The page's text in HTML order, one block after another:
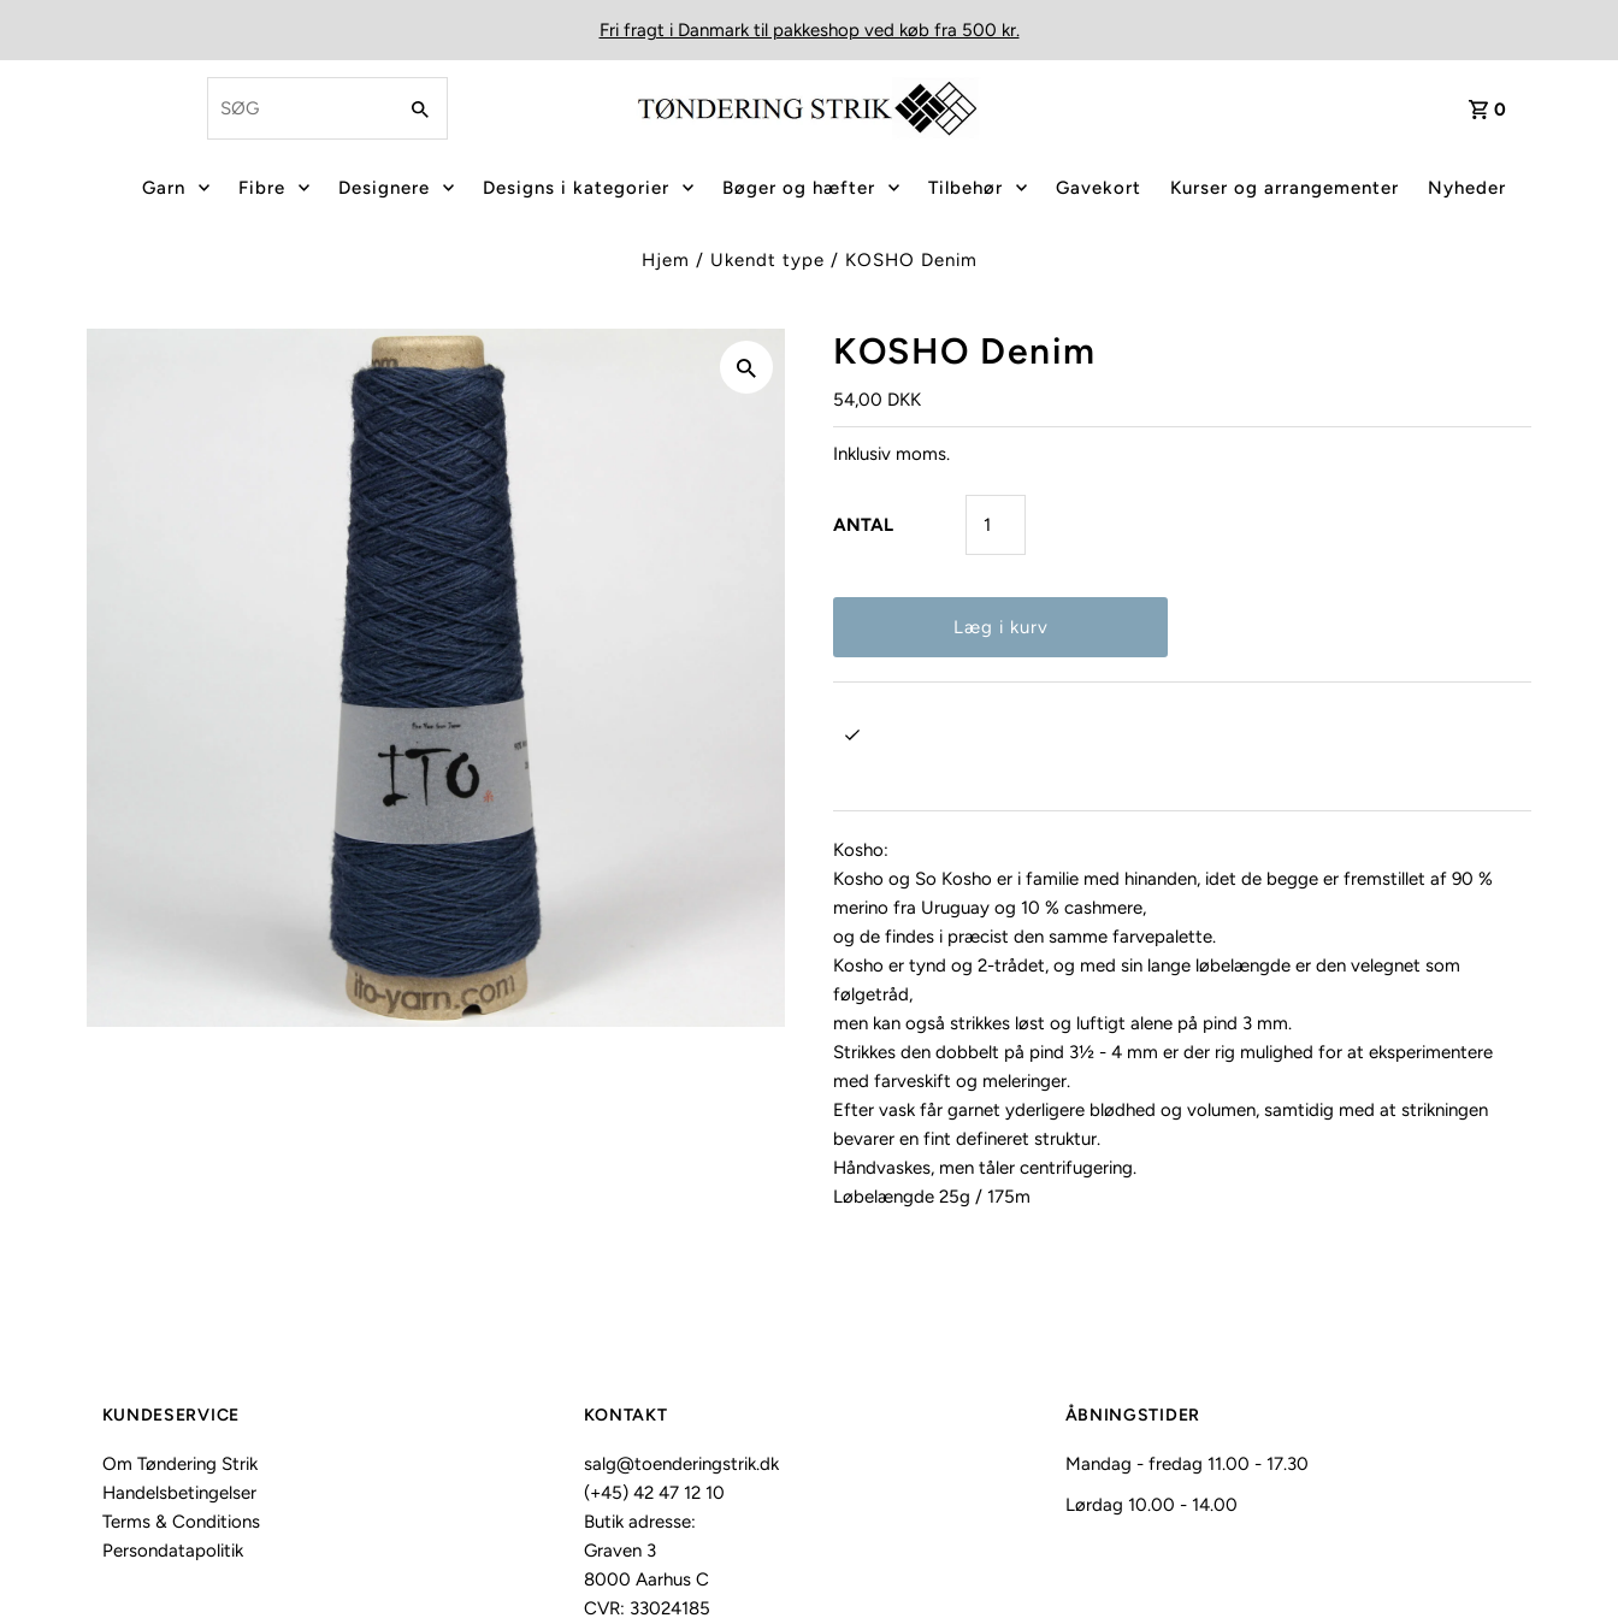
Fri fragt i Danmark til pakkeshop ved køb fra 500 kr.
0
Garn Fibre Designere Designs i kategorier Bøger og hæfter Tilbehør Gavekort Kurser og arrangementer Nyheder
Hjem / Ukendt type / KOSHO Denim
KOSHO Denim
54,00 DKK
Inklusiv moms.
ANTAL
Kosho:
Kosho og So Kosho er i familie med hinanden, idet de begge er fremstillet af 90 %
merino fra Uruguay og 10 % cashmere,
og de findes i præcist den samme farvepalette.
Kosho er tynd og 2-trådet, og med sin lange løbelængde er den velegnet som
følgetråd,
men kan også strikkes løst og luftigt alene på pind 3 mm.
Strikkes den dobbelt på pind 3½ - 4 mm er der rig mulighed for at eksperimentere
med farveskift og meleringer.
Efter vask får garnet yderligere blødhed og volumen, samtidig med at strikningen
bevarer en fint defineret struktur.
Håndvaskes, men tåler centrifugering.
Løbelængde 25g / 175m
KUNDESERVICE
Om Tøndering Strik
Handelsbetingelser
Terms & Conditions
Persondatapolitik
KONTAKT
salg@toenderingstrik.dk
(+45) 42 47 12 10
Butik adresse:
Graven 3
8000 Aarhus C
CVR: 33024185
ÅBNINGSTIDER
Mandag - fredag 11.00 - 17.30
Lørdag 10.00 - 14.00